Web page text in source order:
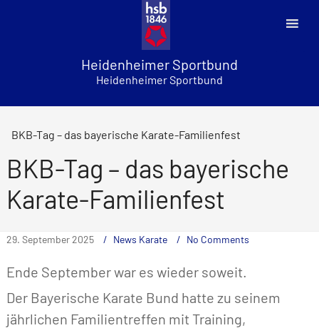
Heidenheimer Sportbund
Heidenheimer Sportbund
BKB-Tag – das bayerische Karate-Familienfest
BKB-Tag – das bayerische
Karate-Familienfest
29. September 2025 News Karate No Comments
Ende September war es wieder soweit.
Der Bayerische Karate Bund hatte zu seinem
jährlichen Familientreffen mit Training,